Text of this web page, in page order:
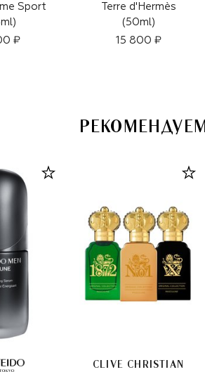
Sport
₽
Terre d'Hermès
(50ml)
15 800 ₽
РЕКОМЕНДУЕМ
CLIVE CHRISTIAN